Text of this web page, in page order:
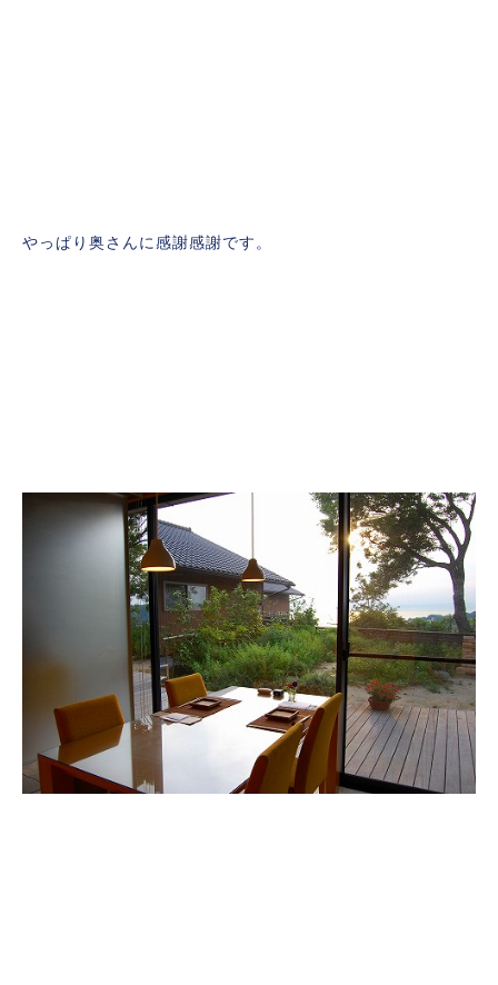
やっぱり奥さんに感謝感謝です。